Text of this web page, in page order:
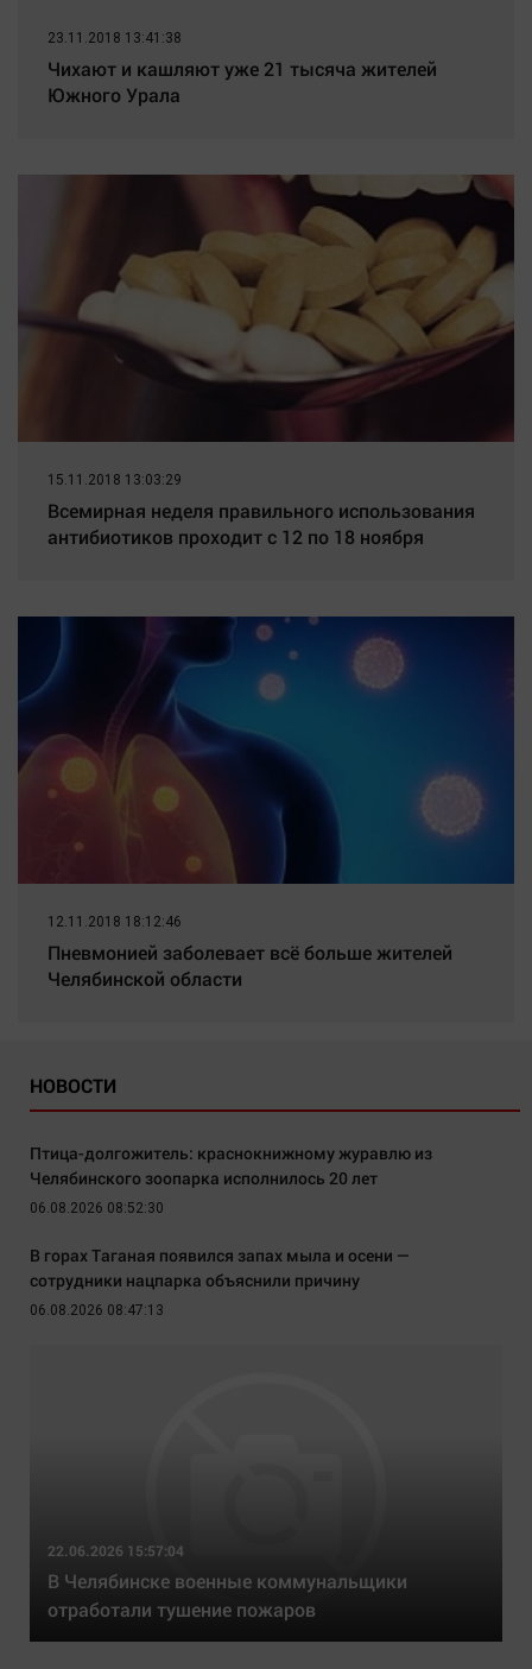
23.11.2018 13:41:38
Чихают и кашляют уже 21 тысяча жителей
Южного Урала
15.11.2018 13:03:29
Всемирная неделя правильного использования
антибиотиков проходит с 12 по 18 ноября
12.11.2018 18:12:46
Пневмонией заболевает всё больше жителей
Челябинской области
НОВОСТИ
Птица-долгожитель: краснокнижному журавлю из
Челябинского зоопарка исполнилось 20 лет
06.08.2026 08:52:30
В горах Таганая появился запах мыла и осени —
сотрудники нацпарка объяснили причину
06.08.2026 08:47:13
22.06.2026 15:57:04
В Челябинске военные коммунальщики
отработали тушение пожаров